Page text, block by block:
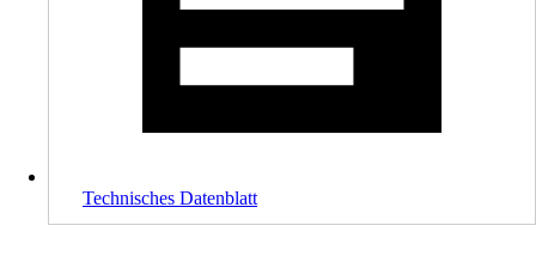
Technisches Datenblatt